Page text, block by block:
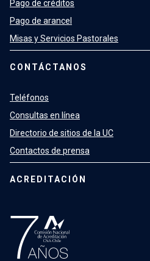
Pago de créditos
Pago de arancel
Misas y Servicios Pastorales
CONTÁCTANOS
Teléfonos
Consultas en línea
Directorio de sitios de la UC
Contactos de prensa
ACREDITACIÓN